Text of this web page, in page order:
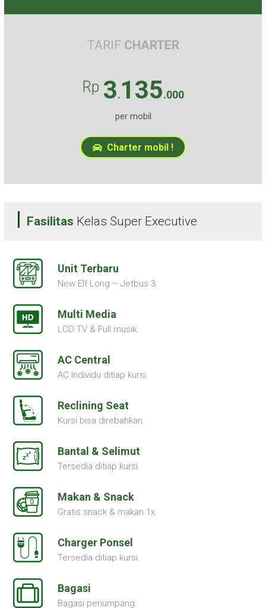
TARIF CHARTER
Rp 3.135.000
per mobil
Charter mobil !
Fasilitas Kelas Super Executive
Unit Terbaru
New Elf Long – Jetbus 3.
Multi Media
LCD TV & Full musik.
AC Central
AC Individu ditiap kursi.
Reclining Seat
Kursi bisa direbahkan.
Bantal & Selimut
Tersedia ditiap kursi.
Makan & Snack
Gratis snack & makan 1x.
Charger Ponsel
Tersedia ditiap kursi.
Bagasi
Bagasi penumpang.